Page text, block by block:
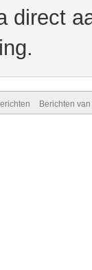
direct
Berichten